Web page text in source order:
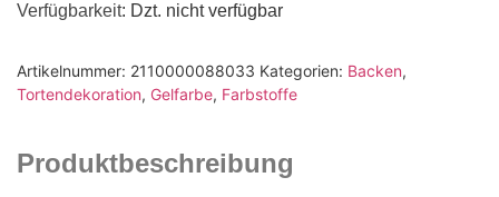
Verfügbarkeit: Dzt. nicht verfügbar
Artikelnummer: 2110000088033 Kategorien: Backen,
Tortendekoration, Gelfarbe, Farbstoffe
Produktbeschreibung